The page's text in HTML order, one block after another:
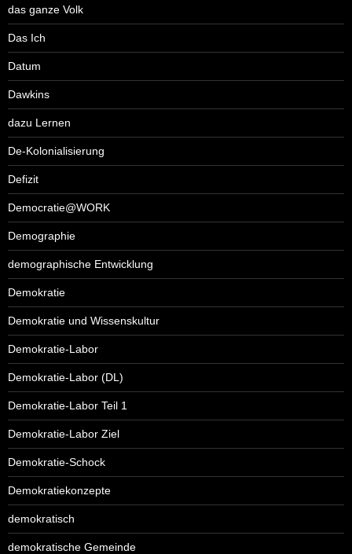
das ganze Volk
Das Ich
Datum
Dawkins
dazu Lernen
De-Kolonialisierung
Defizit
Democratie@WORK
Demographie
demographische Entwicklung
Demokratie
Demokratie und Wissenskultur
Demokratie-Labor
Demokratie-Labor (DL)
Demokratie-Labor Teil 1
Demokratie-Labor Ziel
Demokratie-Schock
Demokratiekonzepte
demokratisch
demokratische Gemeinde